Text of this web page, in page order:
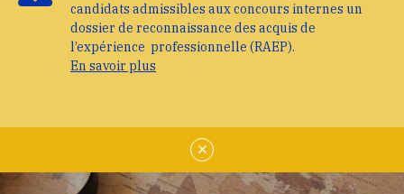
candidats admissibles aux concours internes un
dossier de reconnaissance des acquis de
l’expérience professionnelle (RAEP).
En savoir plus